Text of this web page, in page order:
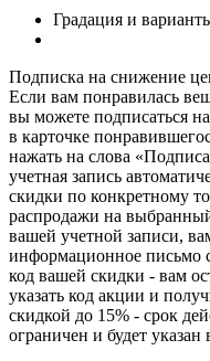
Градация и
Подписка на снижение
Если вам понравилась
вы можете подписаться
в карточке
нажать на слова
учетная запись
скидки по конкретному
распродажи на
вашей учетной записи,
информационное письмо
код вашей скидки - вам
указать код акции и
скидкой до 15% - срок
ограничен и будет